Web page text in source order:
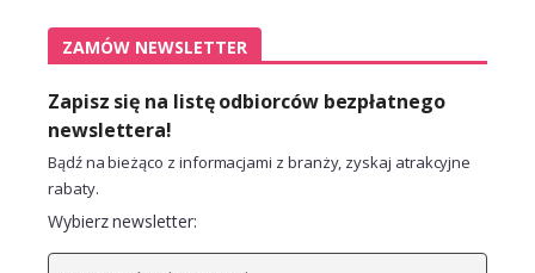
ZAMÓW NEWSLETTER
Zapisz się na listę odbiorców bezpłatnego
newslettera!
Bądź na bieżąco z informacjami z branży, zyskaj atrakcyjne
rabaty.
Wybierz newsletter: